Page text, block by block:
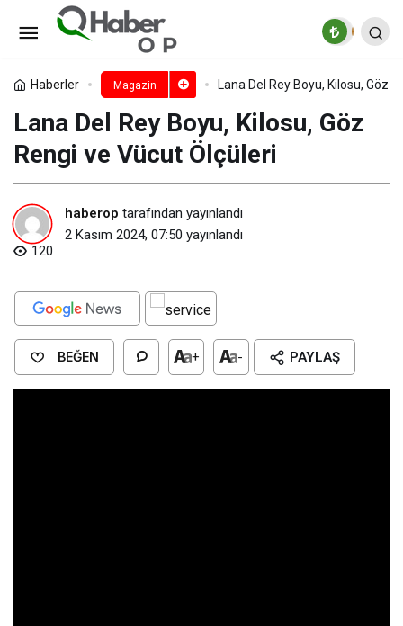
Haberler Magazin Lana Del Rey Boyu, Kilosu, Göz
Lana Del Rey Boyu, Kilosu, Göz
Rengi ve Vücut Ölçüleri
haberop tarafından yayınlandı
2 Kasım 2024, 07:50 yayınlandı
120
BEĞEN + - PAYLAŞ
Will Smith Kimdir? Will Smith
GençliğiYorum Yap